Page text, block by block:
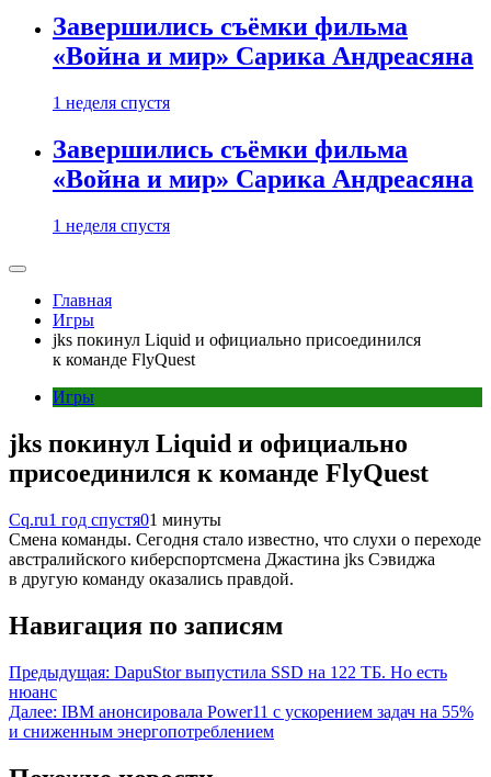
Завершились съёмки фильма
«Война и мир» Сарика Андреасяна
1 неделя спустя
Завершились съёмки фильма
«Война и мир» Сарика Андреасяна
1 неделя спустя
Главная
Игры
jks покинул Liquid и официально присоединился
к команде FlyQuest
Игры
jks покинул Liquid и официально
присоединился к команде FlyQuest
Cq.ru1 год спустя01 минуты
Смена команды. Сегодня стало известно, что слухи о переходе
австралийского киберспортсмена Джастина jks Сэвиджа
в другую команду оказались правдой.
Навигация по записям
Предыдущая: DapuStor выпустила SSD на 122 ТБ. Но есть
нюанс
Далее: IBM анонсировала Power11 с ускорением задач на 55%
и сниженным энергопотреблением